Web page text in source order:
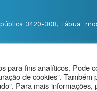
3420-308, Tábua
|
- Videovigilância
para fins analíticos. Pode
de cookies”. Também
Para mais informações,